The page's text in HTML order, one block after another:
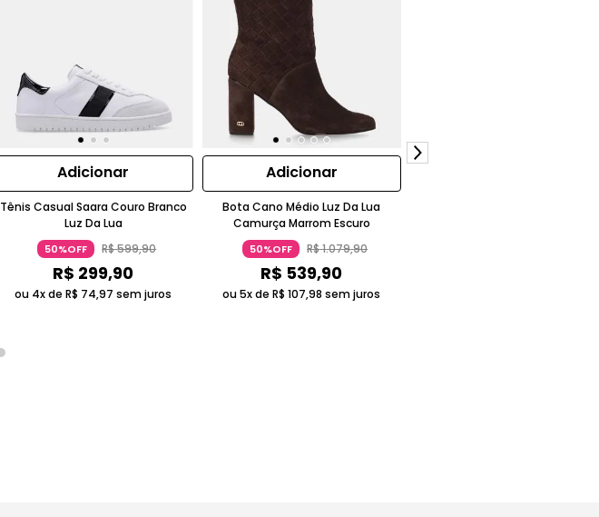
Adicionar
Tênis Casual Saara Couro Branco
Luz Da Lua
50%OFF R$599,90
R$ 299,90
ou 4x deR$ 74,97 sem juros
Adicionar
Bota Cano Médio Luz Da Lua
Camurça Marrom Escuro
50%OFF R$1.079,90
R$ 539,90
ou 5x deR$ 107,98 sem juros